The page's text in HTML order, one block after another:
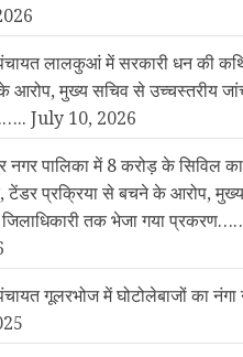
लालकुआं में सरकारी धन की
आरोप, मुख्य सचिव से उच्चस्तरीय
July 10, 2026
नगर पालिका में 8 करोड़ के सिविल
टेंडर प्रक्रिया से बचने के आरोप,
तक भेजा गया
गूलरभोज में घोटोलेबाजों का नंगा